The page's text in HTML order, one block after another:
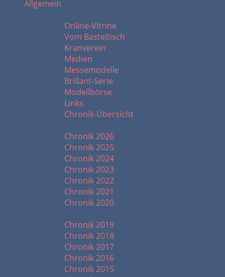
Allgemein
Online-Vitrine
Vom Basteltisch
Kranverein
Medien
Messemodelle
Brillant-Serie
Modellbörse
Links
Chronik-Übersicht
Chronik 2026
Chronik 2025
Chronik 2024
Chronik 2023
Chronik 2022
Chronik 2021
Chronik 2020
Chronik 2019
Chronik 2018
Chronik 2017
Chronik 2016
Chronik 2015